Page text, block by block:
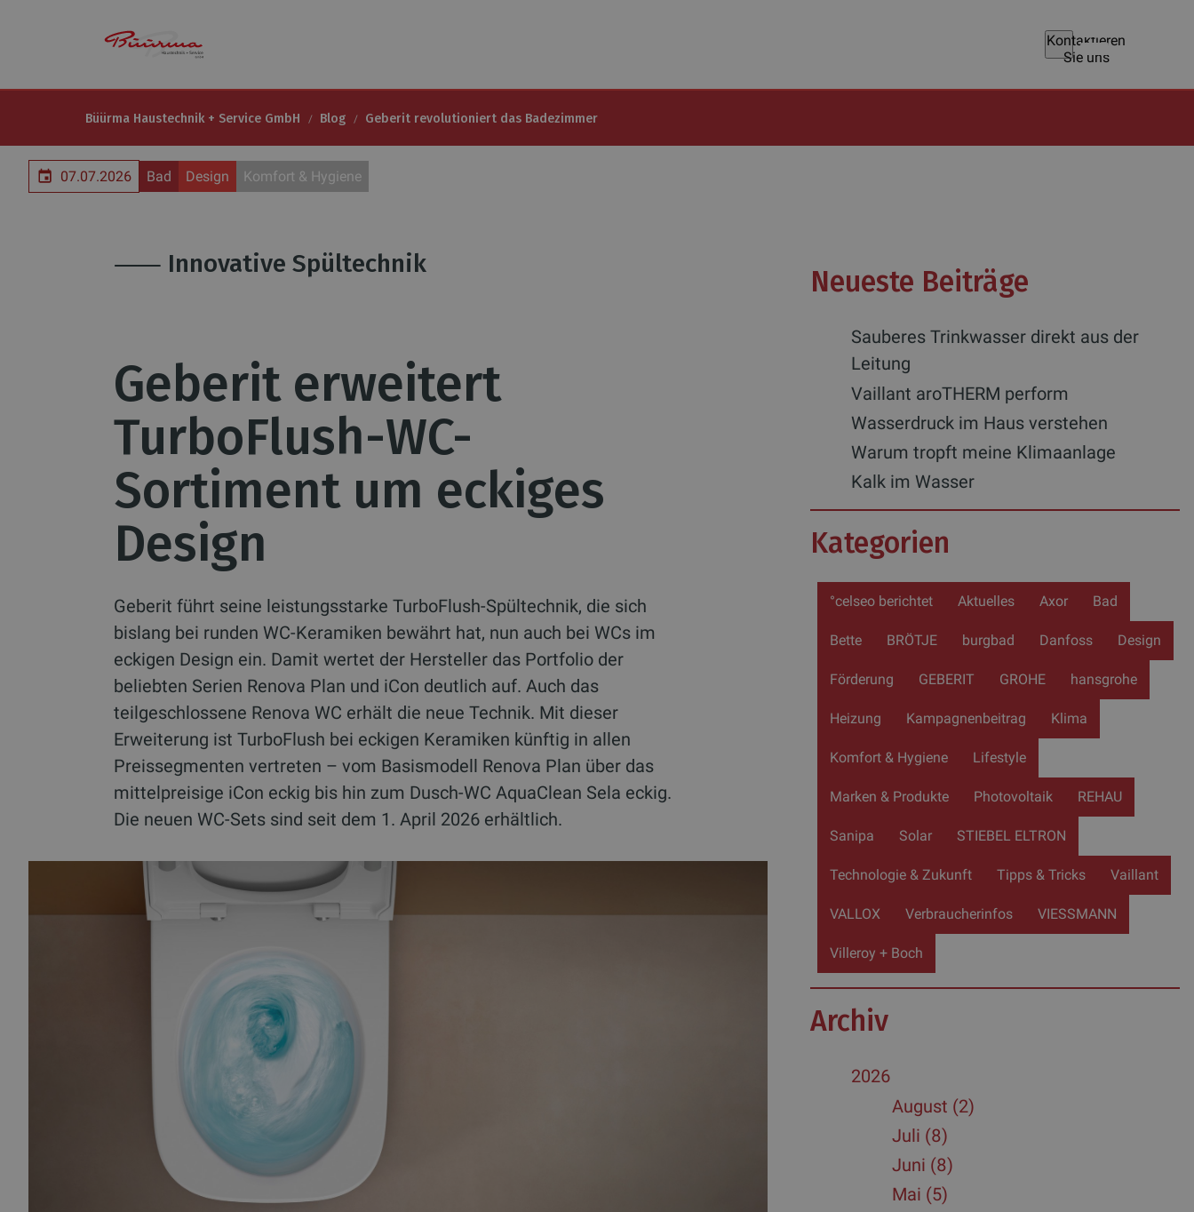
Kontaktieren
Sie uns
Büürma Haustechnik + Service GmbH Blog Geberit revolutioniert das Badezimmer
07.07.2026 Bad Design Komfort & Hygiene
⸺ Innovative Spültechnik
Geberit erweitert
TurboFlush-WC-
Sortiment um eckiges
Design
Geberit führt seine leistungsstarke TurboFlush-Spültechnik, die sich
bislang bei runden WC-Keramiken bewährt hat, nun auch bei WCs im
eckigen Design ein. Damit wertet der Hersteller das Portfolio der
beliebten Serien Renova Plan und iCon deutlich auf. Auch das
teilgeschlossene Renova WC erhält die neue Technik. Mit dieser
Erweiterung ist TurboFlush bei eckigen Keramiken künftig in allen
Preissegmenten vertreten – vom Basismodell Renova Plan über das
mittelpreisige iCon eckig bis hin zum Dusch-WC AquaClean Sela eckig.
Die neuen WC-Sets sind seit dem 1. April 2026 erhältlich.
Neueste Beiträge
Sauberes Trinkwasser direkt aus der
Leitung
Vaillant aroTHERM perform
Wasserdruck im Haus verstehen
Warum tropft meine Klimaanlage
Kalk im Wasser
Kategorien
°celseo berichtet Aktuelles Axor Bad
Bette BRÖTJE burgbad Danfoss Design
Förderung GEBERIT GROHE hansgrohe
Heizung Kampagnenbeitrag Klima
Komfort & Hygiene Lifestyle
Marken & Produkte Photovoltaik REHAU
Sanipa Solar STIEBEL ELTRON
Technologie & Zukunft Tipps & Tricks Vaillant
VALLOX Verbraucherinfos VIESSMANN
Villeroy + Boch
Archiv
2026
August (2)
Juli (8)
Juni (8)
Mai (5)